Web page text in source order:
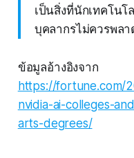
เป็นสิ่งที่นักเทคโน
บุคลากรไม่ควรพล
ข้อมูลอ้างอิงจาก
https://fortune.com/
nvidia-ai-colleges-
arts-degrees/